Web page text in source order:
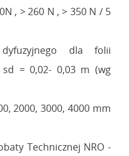
, > 260 N , > 350 N / 5
dla folii
sd = 0,02- 0,03 m (wg
2000, 3000, 4000 mm
Technicznej NRO -